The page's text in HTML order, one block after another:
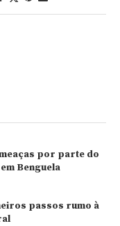
por parte do
Benguela
passos rumo à